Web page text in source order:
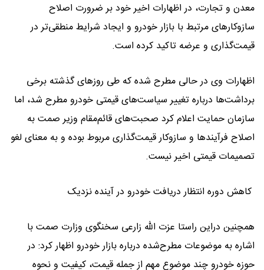
معدن و تجارت، در اظهارات اخیر خود بر ضرورت اصلاح
سازوکارهای مرتبط با بازار خودرو و ایجاد شرایط منطقی‌تر در
قیمت‌گذاری و عرضه تاکید کرده است.
اظهارات وی در حالی مطرح شده که طی روزهای گذشته برخی
برداشت‌ها درباره تغییر سیاست‌های قیمتی خودرو مطرح شد، اما
سازمان حمایت اعلام کرد صحبت‌های قائم‌مقام وزیر صمت به
اصلاح فرآیندها و سازوکار قیمت‌گذاری مربوط بوده و به معنای لغو
تصمیمات قیمتی اخیر نیست.
کاهش دوره انتظار دریافت خودرو در آینده نزدیک
همچنین دراین راستا عزت الله زارعی سخنگوی وزارت صمت با
اشاره به موضوعات مطرح‌شده درباره بازار خودرو اظهار کرد: در
حوزه خودرو چند موضوع مهم از جمله قیمت، کیفیت و نحوه